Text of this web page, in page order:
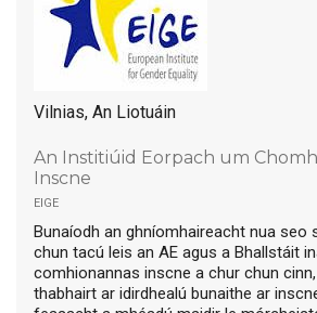
Vilnias, An Liotuáin
An Institiúid Eorpach um
Inscne
eige
Bunaíodh an ghníomhaireacht nua seo
chun tacú leis an AE agus a Bhallstáit
comhionannas inscne a chur chun
thabhairt ar idirdhealú bunaithe ar